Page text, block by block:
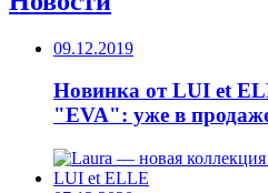
09.12.2019
Новинка от LUI et
"EVA": уже в